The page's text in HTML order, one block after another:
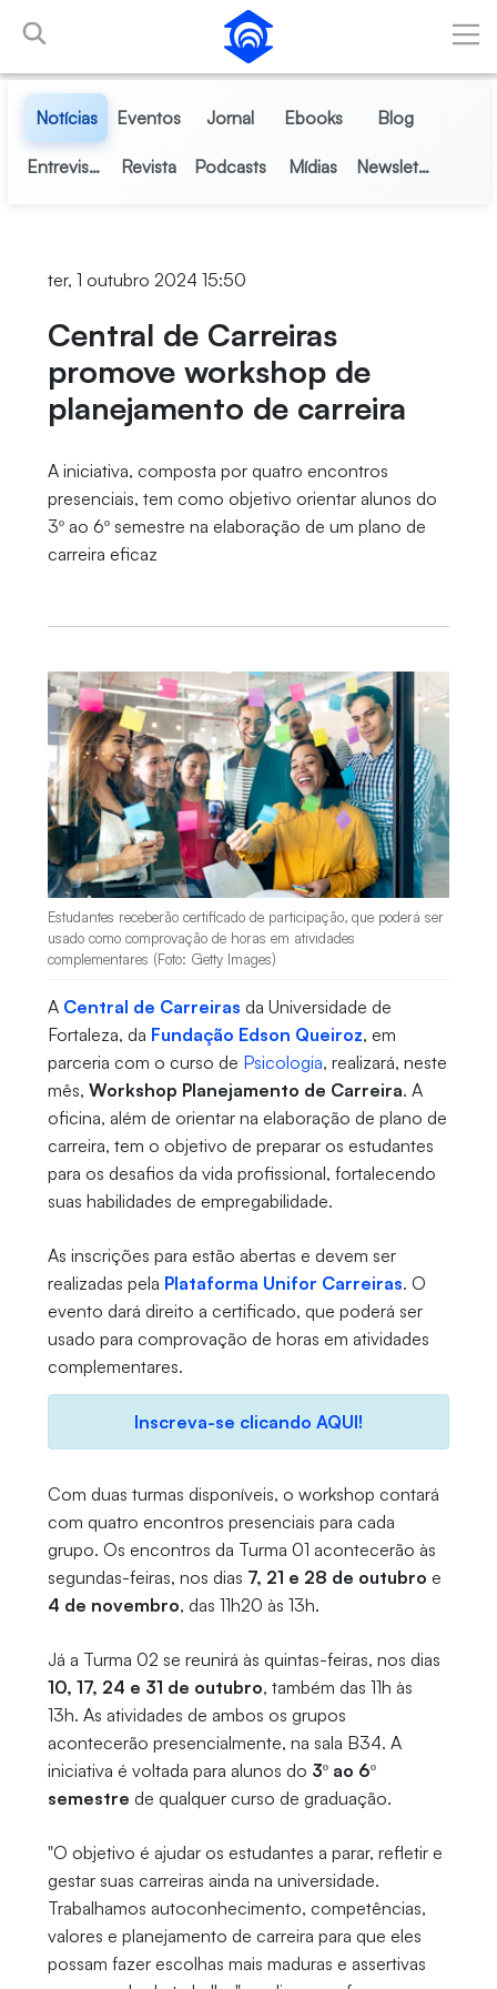
Pular para o Conteúdo principal
Notícias Eventos Jornal Ebooks Blog
Entrevistas Revista Podcasts Mídias Newsletter
ter, 1 outubro 2024 15:50
Central de Carreiras
promove workshop de
planejamento de carreira
A iniciativa, composta por quatro encontros
presenciais, tem como objetivo orientar alunos do
3º ao 6º semestre na elaboração de um plano de
carreira eficaz
Estudantes receberão certificado de participação, que poderá ser
usado como comprovação de horas em atividades
complementares (Foto: Getty Images)
A Central de Carreiras da Universidade de
Fortaleza, da Fundação Edson Queiroz, em
parceria com o curso de Psicologia, realizará, neste
mês, Workshop Planejamento de Carreira. A
oficina, além de orientar na elaboração de plano de
carreira, tem o objetivo de preparar os estudantes
para os desafios da vida profissional, fortalecendo
suas habilidades de empregabilidade.
As inscrições para estão abertas e devem ser
realizadas pela Plataforma Unifor Carreiras. O
evento dará direito a certificado, que poderá ser
usado para comprovação de horas em atividades
complementares.
Inscreva-se clicando AQUI!
Com duas turmas disponíveis, o workshop contará
com quatro encontros presenciais para cada
grupo. Os encontros da Turma 01 acontecerão às
segundas-feiras, nos dias 7, 21 e 28 de outubro e
4 de novembro, das 11h20 às 13h.
Já a Turma 02 se reunirá às quintas-feiras, nos dias
10, 17, 24 e 31 de outubro, também das 11h às
13h. As atividades de ambos os grupos
acontecerão presencialmente, na sala B34. A
iniciativa é voltada para alunos do 3º ao 6º
semestre de qualquer curso de graduação.
"O objetivo é ajudar os estudantes a parar, refletir e
gestar suas carreiras ainda na universidade.
Trabalhamos autoconhecimento, competências,
valores e planejamento de carreira para que eles
possam fazer escolhas mais maduras e assertivas